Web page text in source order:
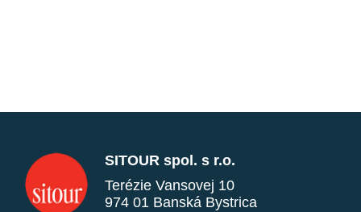
SITOUR spol. s r.o.
Terézie Vansovej 10
974 01 Banská Bystrica